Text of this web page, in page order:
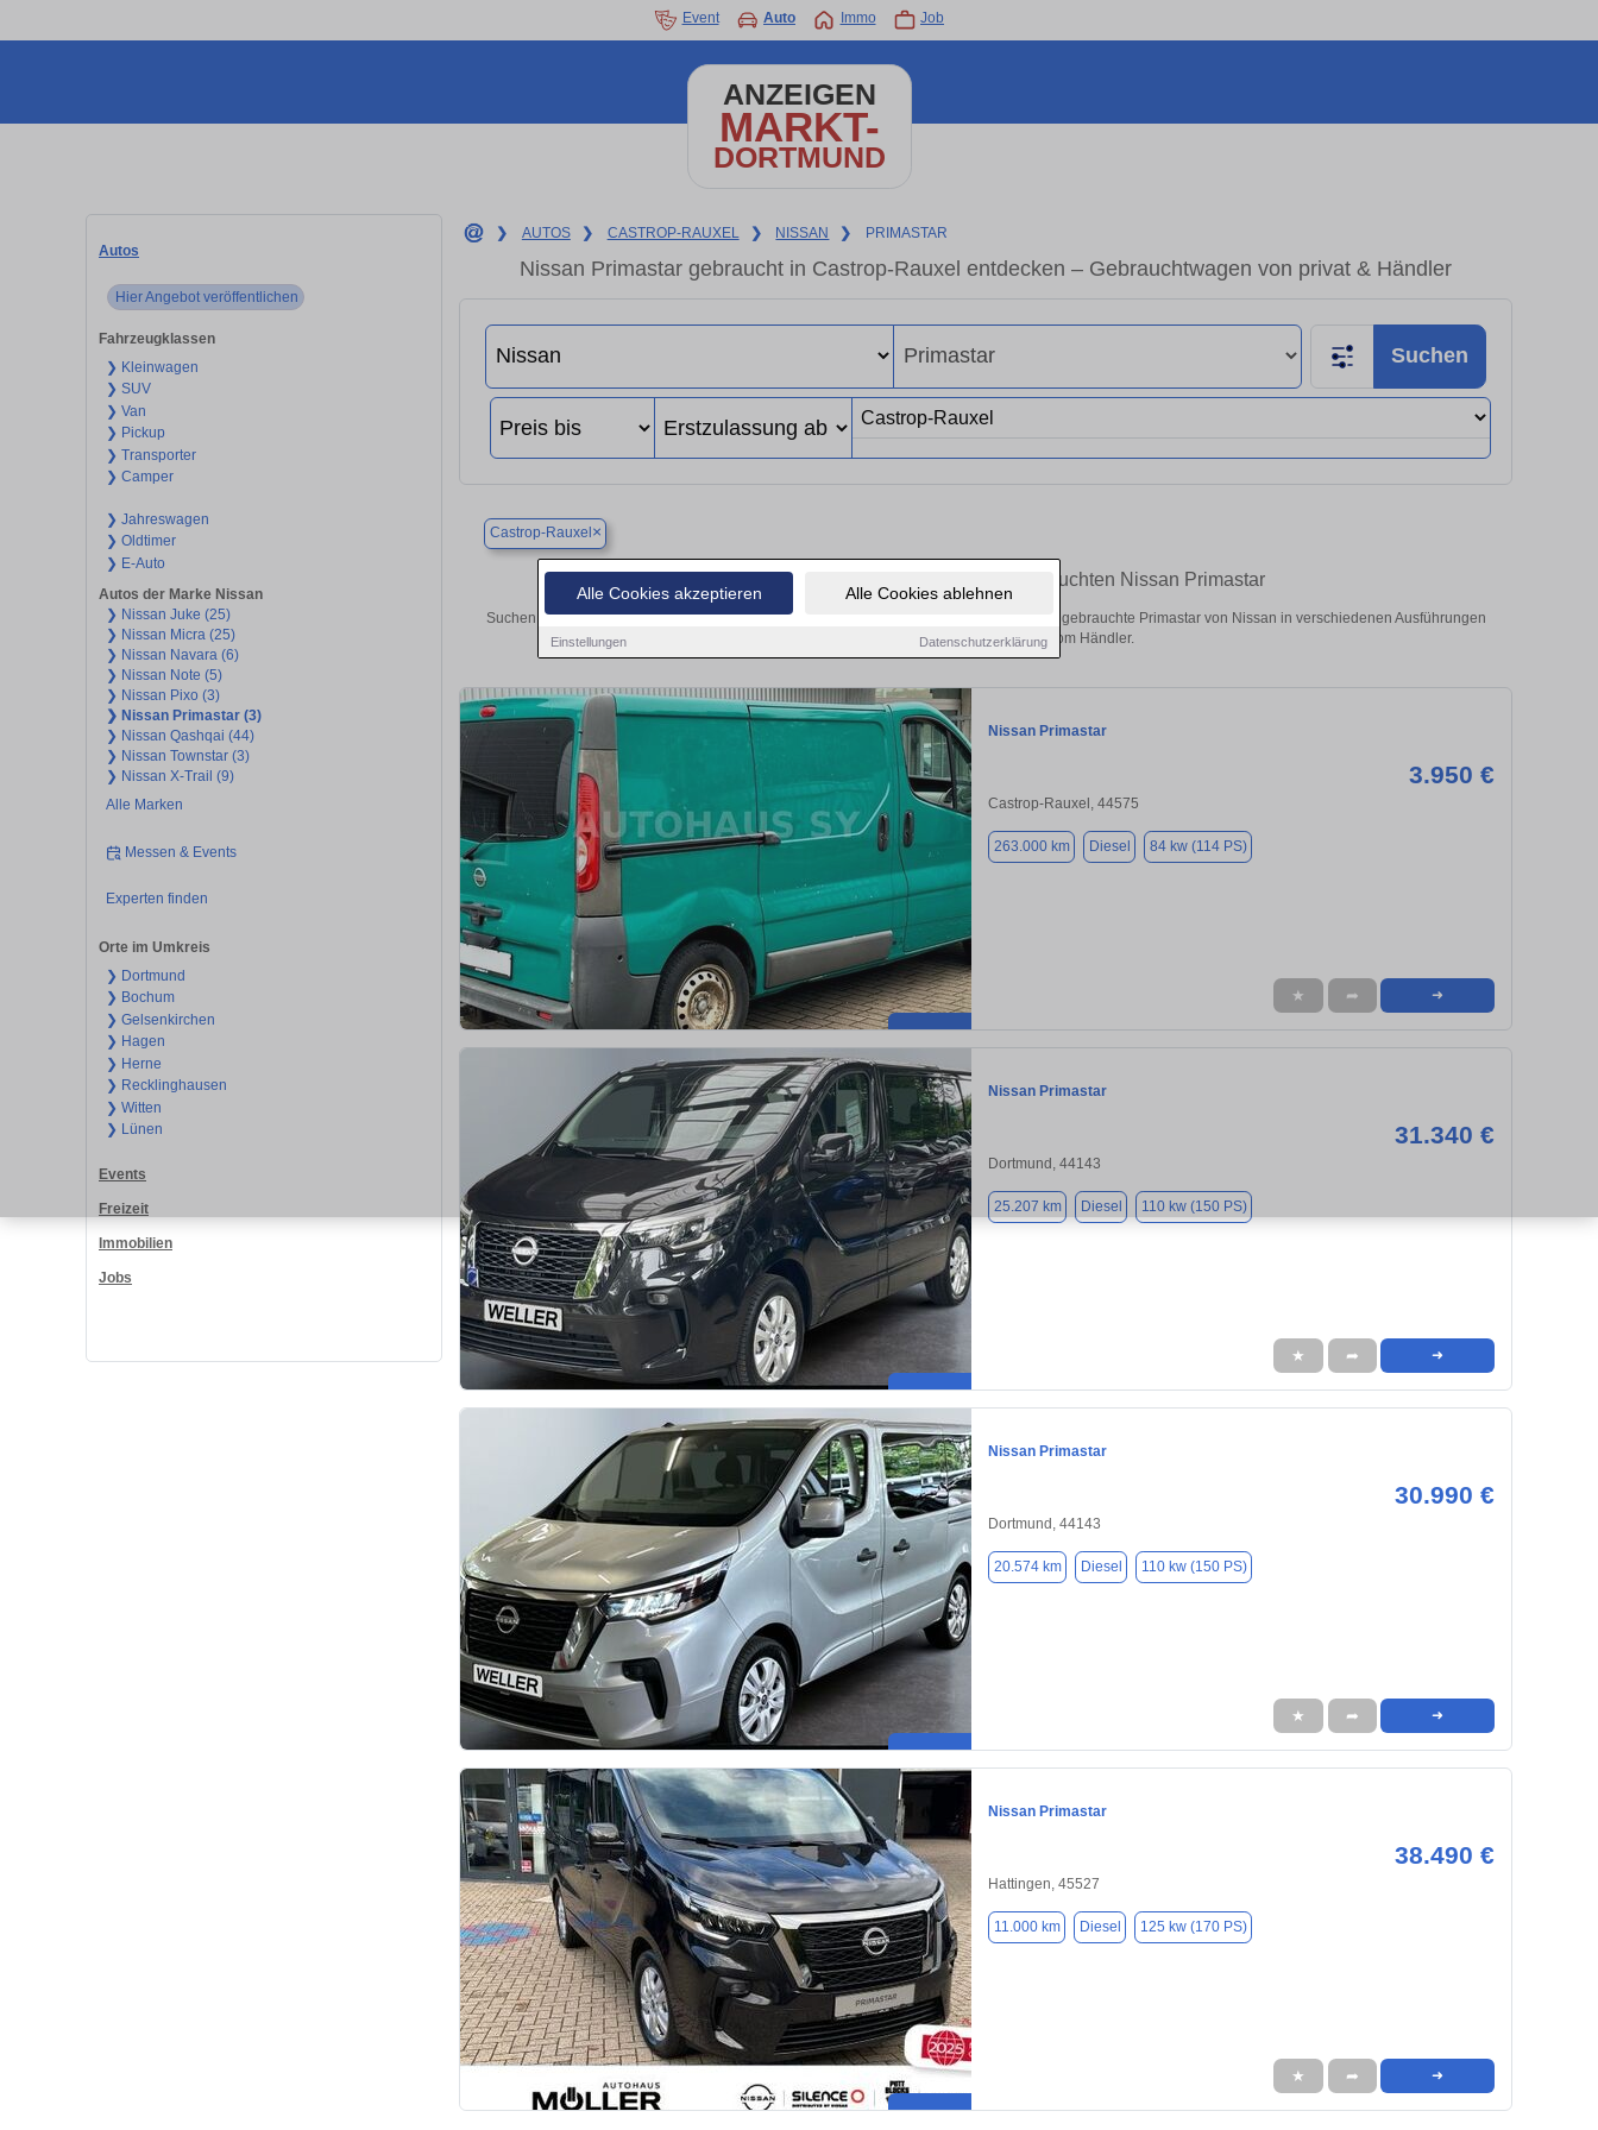
Alle Cookies akzeptieren Alle Cookies ablehnen
Einstellungen Datenschutzerklärung
Event Auto Immo Job
ANZEIGEN
MARKT-
DORTMUND
Autos
Hier Angebot veröffentlichen
Fahrzeugklassen
❯ Kleinwagen
❯ SUV
❯ Van
❯ Pickup
❯ Transporter
❯ Camper
❯ Jahreswagen
❯ Oldtimer
❯ E-Auto
Autos der Marke Nissan
❯ Nissan Juke (25)
❯ Nissan Micra (25)
❯ Nissan Navara (6)
❯ Nissan Note (5)
❯ Nissan Pixo (3)
❯ Nissan Primastar (3)
❯ Nissan Qashqai (44)
❯ Nissan Townstar (3)
❯ Nissan X-Trail (9)
Alle Marken
Messen & Events
Experten finden
Orte im Umkreis
❯ Dortmund
❯ Bochum
❯ Gelsenkirchen
❯ Hagen
❯ Herne
❯ Recklinghausen
❯ Witten
❯ Lünen
Events
Freizeit
Immobilien
Jobs
❯ AUTOS ❯ CASTROP-RAUXEL ❯ NISSAN ❯ PRIMASTAR
Nissan Primastar gebraucht in Castrop-Rauxel entdecken – Gebrauchtwagen von privat & Händler
Suchen
Castrop-Rauxel ×
Finden Sie in Castrop-Rauxel Ihren gebrauchten Nissan Primastar
Suchen Sie in Castrop-Rauxel einen Nissan Primastar Gebrauchtwagen? Entdecken Sie gebrauchte Primastar von Nissan in verschiedenen Ausführungen
und Preisklassen von privat und vom Händler.
Nissan Primastar
3.950 €
Castrop-Rauxel, 44575
263.000 km Diesel 84 kw (114 PS)
★ ➦ ➜
Nissan Primastar
31.340 €
Dortmund, 44143
25.207 km Diesel 110 kw (150 PS)
★ ➦ ➜
Nissan Primastar
30.990 €
Dortmund, 44143
20.574 km Diesel 110 kw (150 PS)
★ ➦ ➜
Nissan Primastar
38.490 €
Hattingen, 45527
11.000 km Diesel 125 kw (170 PS)
★ ➦ ➜